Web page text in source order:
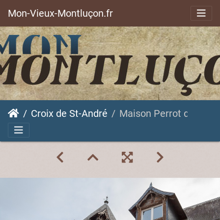
Mon-Vieux-Montluçon.fr
Croix de St-André Maison Perrot de St Angel